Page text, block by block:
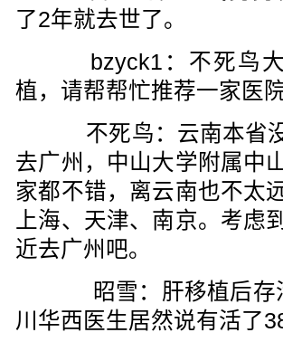
了2年就去世了。
bzyck1：不死鸟大
植，请帮帮忙推荐一家医
不死鸟：云南本省没
去广州，中山大学附属中
家都不错，离云南也不太
上海、天津、南京。考虑
近去广州吧。
昭雪：肝移植后存活
川华西医生居然说有活了